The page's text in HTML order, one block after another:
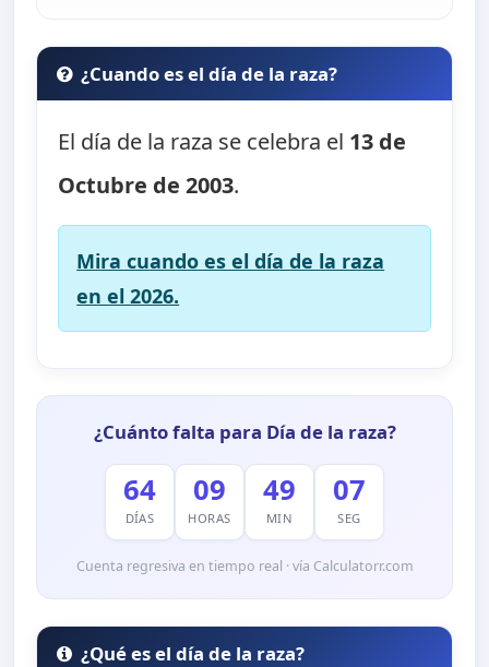
¿Cuando es el día de la raza?
El día de la raza se celebra el 13 de
Octubre de 2003.
Mira cuando es el día de la raza
en el 2026.
¿Cuánto falta para Día de la raza?
64
DÍAS
09
HORAS
49
MIN
06
SEG
Cuenta regresiva en tiempo real · vía Calculatorr.com
¿Qué es el día de la raza?